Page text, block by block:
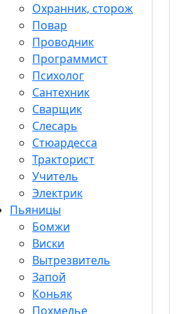
Охранник, сторож
Повар
Проводник
Программист
Психолог
Сантехник
Сварщик
Слесарь
Стюардесса
Тракторист
Учитель
Электрик
Пьяницы
Бомжи
Виски
Вытрезвитель
Запой
Коньяк
Похмелье